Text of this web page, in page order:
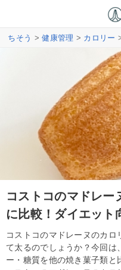
ちそう >健康管理 > カロリー
コストコのマドレー
に比較！ダイエット
コストコのマドレーヌのカロ
て太るのでしょうか？今回は
ー・糖質を他の焼き菓子類と